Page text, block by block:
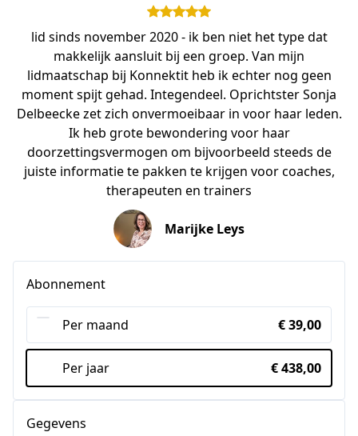
lid sinds november 2020 - ik ben niet het type dat
makkelijk aansluit bij een groep. Van mijn
lidmaatschap bij Konnektit heb ik echter nog geen
moment spijt gehad. Integendeel. Oprichtster Sonja
Delbeecke zet zich onvermoeibaar in voor haar leden.
Ik heb grote bewondering voor haar
doorzettingsvermogen om bijvoorbeeld steeds de
juiste informatie te pakken te krijgen voor coaches,
therapeuten en trainers
Marijke Leys
Abonnement
Per maand € 39,00
Per jaar € 438,00
Gegevens